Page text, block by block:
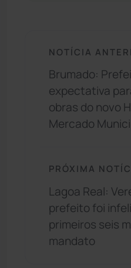
NOTÍCIA
Brumado:
expectativa
obras do novo
Mercado
PRÓXIMA
Lagoa Real:
prefeito foi
primeiros seis
mandato